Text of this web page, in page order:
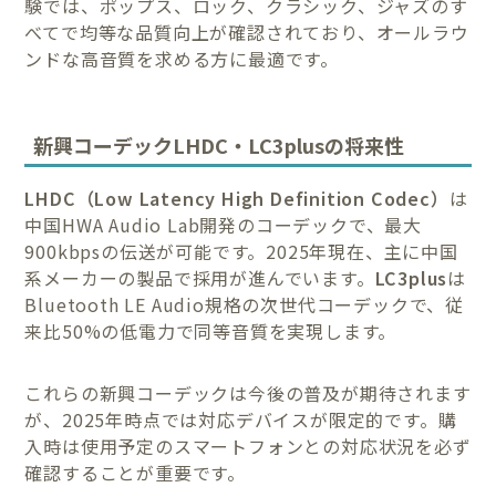
べてで均等な品質向上が確認されており、オールラウ
ンドな高音質を求める方に最適です。
新興コーデックLHDC・LC3plusの将来性
LHDC（Low Latency High Definition Codec） は
中国HWA Audio Lab開発のコーデックで、最大
900kbpsの伝送が可能です。2025年現在、主に中国
系メーカーの製品で採用が進んでいます。 LC3plusは
Bluetooth LE Audio規格の次世代コーデックで、従
来比50%の低電力で同等音質を実現します。
これらの新興コーデックは今後の普及が期待されます
が、2025年時点では対応デバイスが限定的です。購
入時は使用予定のスマートフォンとの対応状況を必ず
確認することが重要です。